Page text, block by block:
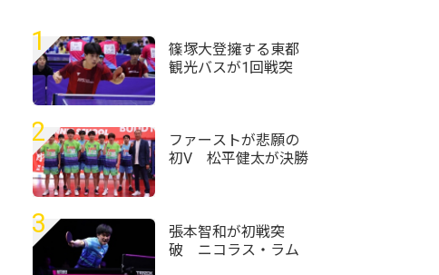
1
篠塚大登擁する東都
観光バスが1回戦突
団卓球選手権大会＞
2
ファーストが悲願の
初V 松平健太が決勝
選手権大会＞
3
張本智和が初戦突
破 ニコラス・ラム